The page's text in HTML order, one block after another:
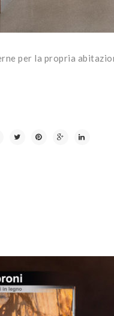
per la propria